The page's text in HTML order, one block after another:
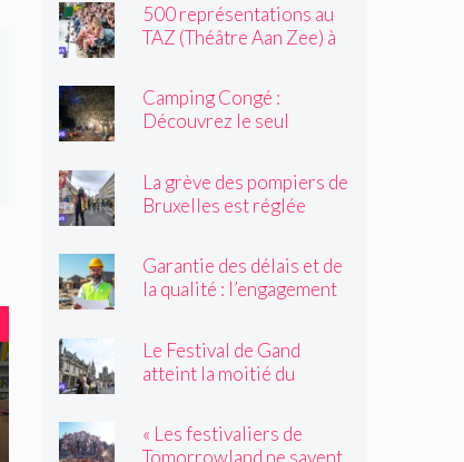
500 représentations au
TAZ (Théâtre Aan Zee) à
Camping Congé :
Découvrez le seul
La grève des pompiers de
Bruxelles est réglée
Garantie des délais et de
la qualité : l’engagement
Le Festival de Gand
atteint la moitié du
« Les festivaliers de
Tomorrowland ne savent